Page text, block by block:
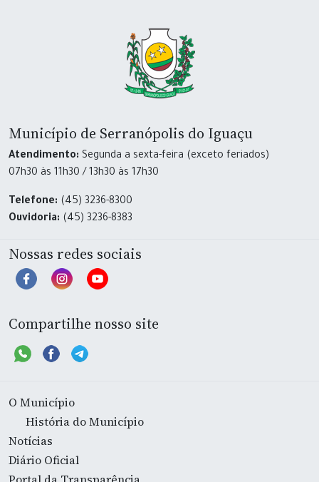
Município de Serranópolis do Iguaçu
Atendimento: Segunda a sexta-feira (exceto feriados)
07h30 às 11h30 / 13h30 às 17h30
Telefone: (45) 3236-8300
Ouvidoria: (45) 3236-8383
Nossas redes sociais
Compartilhe nosso site
O Município
História do Município
Notícias
Diário Oficial